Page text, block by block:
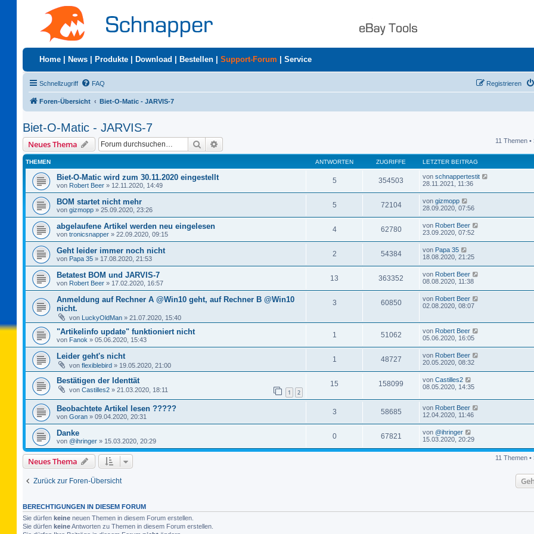
Home News Produkte Download Bestellen Support-Forum Service
Schnellzugriff FAQ Registrieren
Foren-Übersicht Biet-O-Matic - JARVIS-7
Biet-O-Matic - JARVIS-7
Neues Thema Suche 11 Themen •
THEMEN ANTWORTEN ZUGRIFFE LETZTER BEITRAG
Biet-O-Matic wird zum 30.11.2020 eingestellt
von Robert Beer » 12.11.2020, 14:49
5 354503 von schnappertestit
28.11.2021, 11:36
BOM startet nicht mehr
von gizmopp » 25.09.2020, 23:26
5 72104 von gizmopp
28.09.2020, 07:56
abgelaufene Artikel werden neu eingelesen
von tronicsnapper » 22.09.2020, 09:15
4 62780 von Robert Beer
23.09.2020, 07:52
Geht leider immer noch nicht
von Papa 35 » 17.08.2020, 21:53
2 54384 von Papa 35
18.08.2020, 21:25
Betatest BOM und JARVIS-7
von Robert Beer » 17.02.2020, 16:57
13 363352 von Robert Beer
08.08.2020, 11:38
Anmeldung auf Rechner A @Win10 geht, auf Rechner B @Win10
nicht.
von LuckyOldMan » 21.07.2020, 15:40
3 60850 von Robert Beer
02.08.2020, 08:07
"Artikelinfo update" funktioniert nicht
von Fanok » 05.06.2020, 15:43
1 51062 von Robert Beer
05.06.2020, 16:05
Leider geht's nicht
von flexiblebird » 19.05.2020, 21:00
1 48727 von Robert Beer
20.05.2020, 08:32
Bestätigen der Identtät
von Castilles2 » 21.03.2020, 18:11 1 2
15 158099 von Castilles2
08.05.2020, 14:35
Beobachtete Artikel lesen ?????
von Goran » 09.04.2020, 20:31
3 58685 von Robert Beer
12.04.2020, 11:46
Danke
von @ihringer » 15.03.2020, 20:29
0 67821 von @ihringer
15.03.2020, 20:29
Neues Thema 11 Themen •
Zurück zur Foren-Übersicht
BERECHTIGUNGEN IN DIESEM FORUM
Sie dürfen keine neuen Themen in diesem Forum erstellen.
Sie dürfen keineAntworten zu Themen in diesem Forum erstellen.